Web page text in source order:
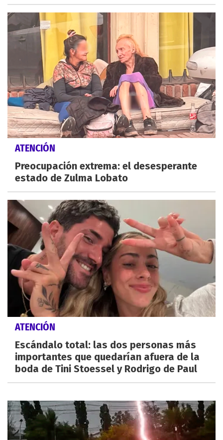
ATENCIÓN
Preocupación extrema: el desesperante
estado de Zulma Lobato
ATENCIÓN
Escándalo total: las dos personas más
importantes que quedarían afuera de la
boda de Tini Stoessel y Rodrigo de Paul